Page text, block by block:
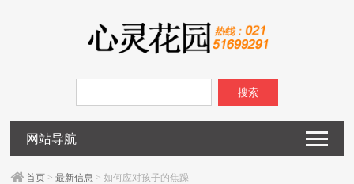
搜索
网站导航
首页 >最新信息 > 如何应对孩子的焦躁